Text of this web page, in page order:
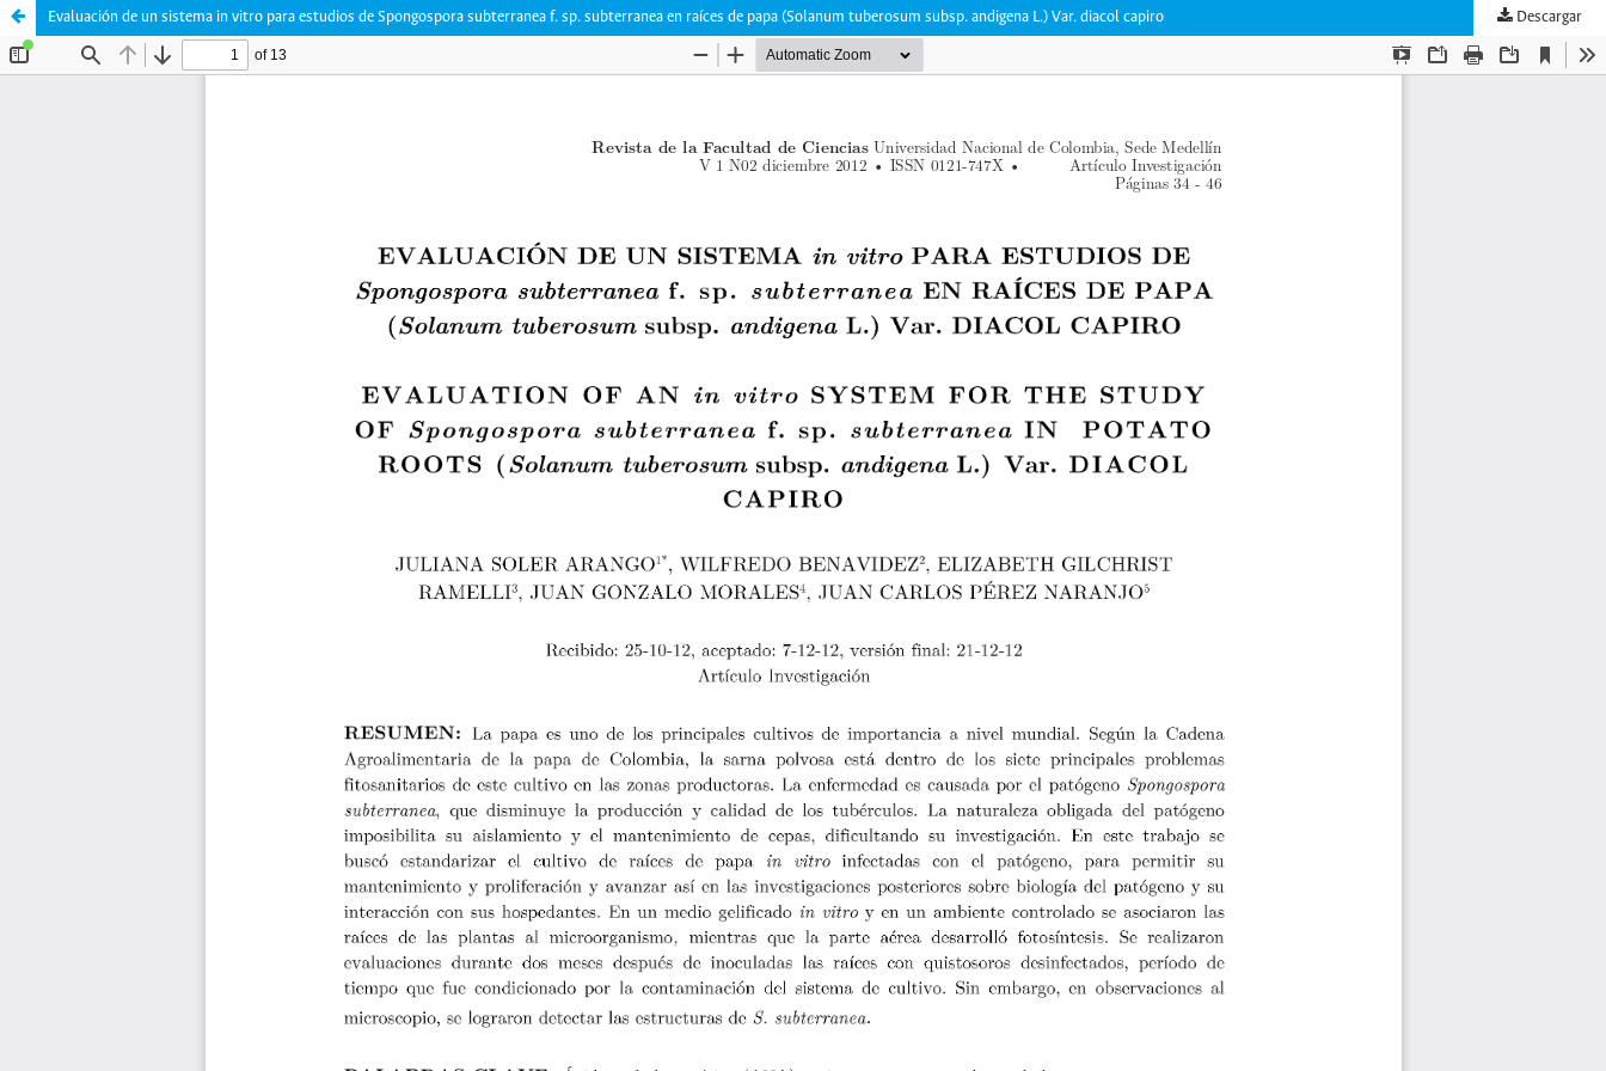
Evaluación de un sistema in vitro para estudios de Spongospora subterranea f. sp. subterranea en raíces de papa (Solanum tuberosum subsp. andigena L.) Var. diacol capiro Descargar